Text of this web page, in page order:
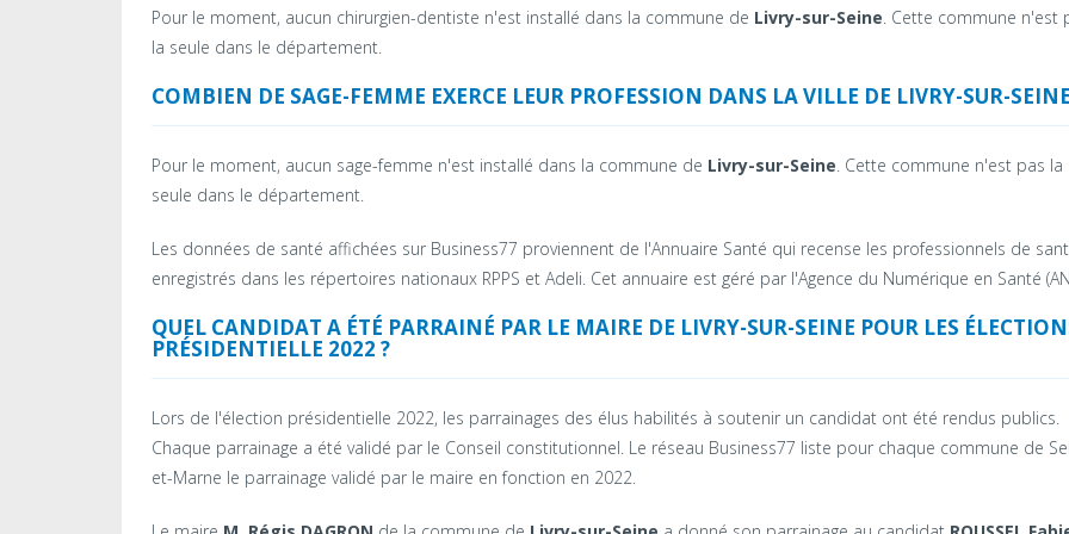
Pour le moment, aucun chirurgien-dentiste n'est installé dans la commune de Livry-sur-Seine. Cette commune n'est
la seule dans le département.
COMBIEN DE SAGE-FEMME EXERCE LEUR PROFESSION DANS LA VILLE DE LIVRY-SUR-
Pour le moment, aucun sage-femme n'est installé dans la commune de Livry-sur-Seine. Cette commune n'est pas la
seule dans le département.
Les données de santé affichées sur Business77 proviennent de l'Annuaire Santé qui recense les professionnels de
enregistrés dans les répertoires nationaux RPPS et Adeli. Cet annuaire est géré par l'Agence du Numérique en Santé
QUEL CANDIDAT A ÉTÉ PARRAINÉ PAR LE MAIRE DE LIVRY-SUR-SEINE POUR LES
PRÉSIDENTIELLE 2022 ?
Lors de l'élection présidentielle 2022, les parrainages des élus habilités à soutenir un candidat ont été rendus publics.
Chaque parrainage a été validé par le Conseil constitutionnel. Le réseau Business77 liste pour chaque commune de
et-Marne le parrainage validé par le maire en fonction en 2022.